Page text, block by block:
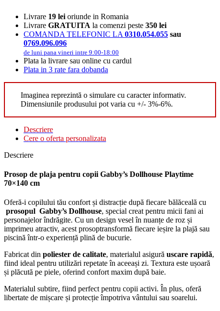
Livrare 19 lei oriunde in Romania
Livrare GRATUITA la comenzi peste 350 lei
COMANDA TELEFONIC LA 0310.054.055 sau
0769.096.096
de luni pana vineri intre 9:00-18:00
Plata la livrare sau online cu cardul
Plata in 3 rate fara dobanda
Imaginea reprezintă o simulare cu caracter informativ.
Dimensiunile produsului pot varia cu +/- 3%-6%.
Descriere
Cere o oferta personalizata
Descriere
Prosop de plaja pentru copii Gabby’s Dollhouse Playtime
70×140 cm
Oferă-i copilului tău confort și distracție după fiecare bălăceală cu
prosopul Gabby’s Dollhouse, special creat pentru micii fani ai
personajelor îndrăgite. Cu un design vesel în nuanțe de roz și
imprimeu atractiv, acest prosoptransformă fiecare ieșire la plajă sau
piscină într-o experiență plină de bucurie.
Fabricat din poliester de calitate, materialul asigură uscare rapidă,
fiind ideal pentru utilizări repetate în aceeași zi. Textura este ușoară
și plăcută pe piele, oferind confort maxim după baie.
Materialul subtire, fiind perfect pentru copii activi. În plus, oferă
libertate de mișcare și protecție împotriva vântului sau soarelui.